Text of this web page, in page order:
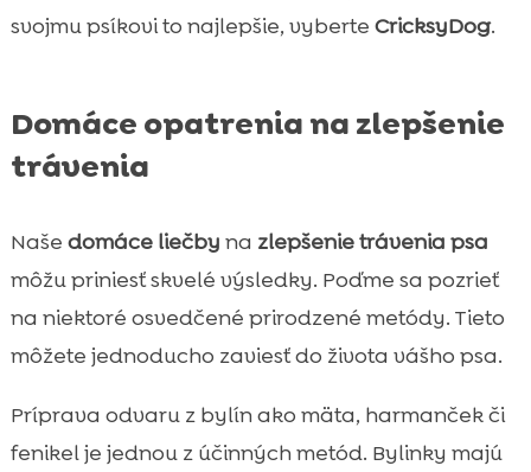
svojmu psíkovi to najlepšie, vyberte CricksyDog.
Domáce opatrenia na zlepšenie
trávenia
Naše domáce liečby na zlepšenie trávenia psa
môžu priniesť skvelé výsledky. Poďme sa pozrieť
na niektoré osvedčené prirodzené metódy. Tieto
môžete jednoducho zaviesť do života vášho psa.
Príprava odvaru z bylín ako mäta, harmanček či
fenikel je jednou z účinných metód. Bylinky majú